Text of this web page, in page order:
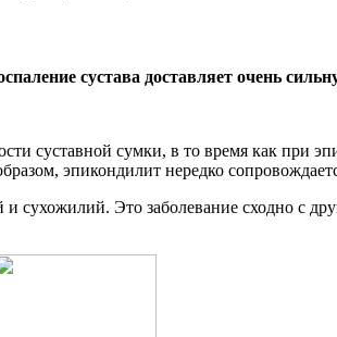
сустава доставляет очень
суставной сумки, в то время как при
эпикондилит нередко
сухожилий. Это заболевание сходно с